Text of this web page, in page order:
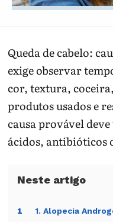
Queda de cabelo:
exige observar
cor, textura,
produtos usados e
causa provável
ácidos, antibióticos
1 1. Alopecia